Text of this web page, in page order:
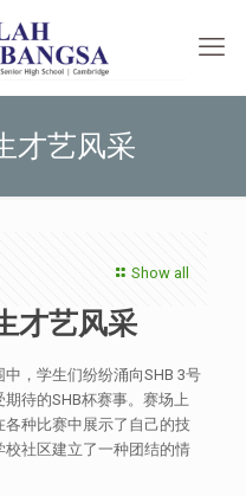
才艺风采
Show all
才艺风采
中，学生们纷纷涌向SHB 3号
期待的SHB杯赛事。赛场上
各种比赛中展示了自己的技
社区建立了一种团结的情